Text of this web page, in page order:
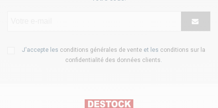
J'accepte les conditions générales de vente et les conditions sur la
confidentialité des données clients